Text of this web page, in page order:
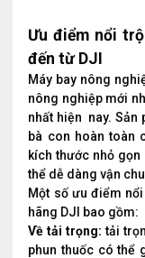
Ưu điểm nổi
đến từ DJI
Máy bay nông
nông nghiệp mới
nhất hiện nay. Sản
bà con hoàn toàn
kích thước nhỏ gọn
thể dễ dàng vận
Một số ưu điểm
hãng DJI bao gồm:
Về tải trọng: tải
phun thuốc có thể